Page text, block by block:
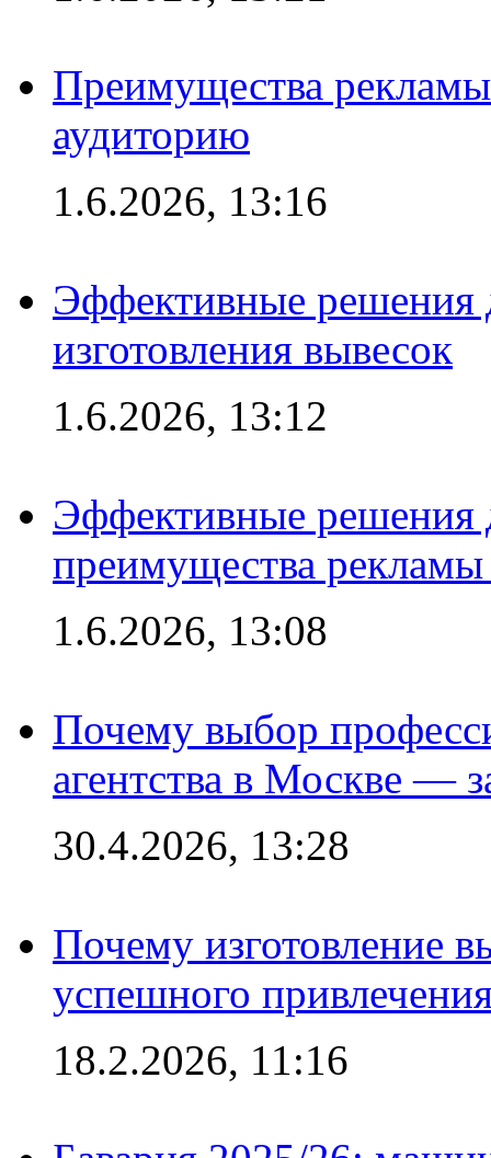
Преимущества
аудиторию
1.6.2026, 13:16
Эффективные решения
изготовления вывесок
1.6.2026, 13:12
Эффективные решения
преимущества рекламы
1.6.2026, 13:08
Почему выбор
агентства в Москве —
30.4.2026, 13:28
Почему изготовление
успешного
18.2.2026, 11:16